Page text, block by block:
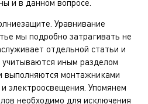
и в данном вопросе.
Уравнивание
мы подробно затрагивать не
отдельной статьи и
иным разделом
выполняются монтажниками
электроосвещения. Упомянем
необходимо для исключения